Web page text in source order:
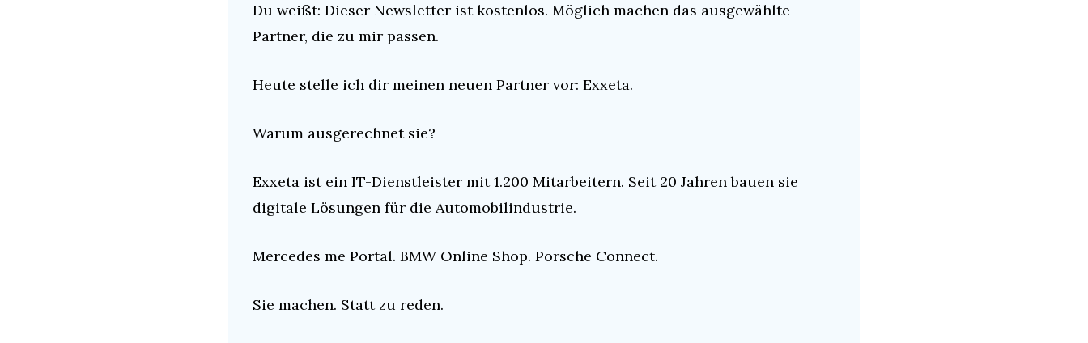
Du weißt: Dieser Newsletter ist kostenlos. Möglich machen das ausgewählte
Partner, die zu mir passen.
Heute stelle ich dir meinen neuen Partner vor: Exxeta.
Warum ausgerechnet sie?
Exxeta ist ein IT-Dienstleister mit 1.200 Mitarbeitern. Seit 20 Jahren bauen sie
digitale Lösungen für die Automobilindustrie.
Mercedes me Portal. BMW Online Shop. Porsche Connect.
Sie machen. Statt zu reden.